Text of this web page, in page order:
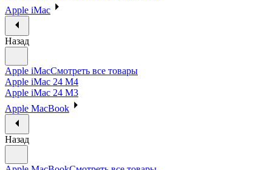
Apple iMac
Назад
Apple iMacСмотреть все товары
Apple iMac 24 M4
Apple iMac 24 M3
Apple MacBook
Назад